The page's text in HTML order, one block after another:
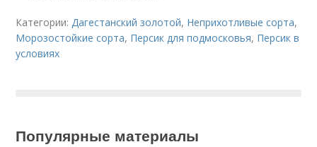
Категории: Дагестанский золотой, Неприхотливые сорта,
Морозостойкие сорта, Персик для подмосковья, Персик в
условиях
Популярные материалы